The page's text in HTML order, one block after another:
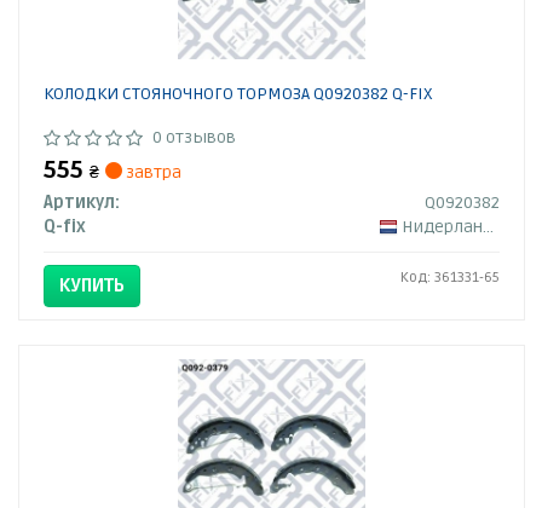
КОЛОДКИ СТОЯНОЧНОГО ТОРМОЗА Q0920382 Q-FIX
0 отзывов
555 ₴
завтра
Артикул:
Q0920382
Q-fix
Нидерланды
КУПИТЬ Код: 361331-65